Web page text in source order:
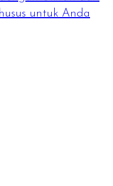
untuk Anda